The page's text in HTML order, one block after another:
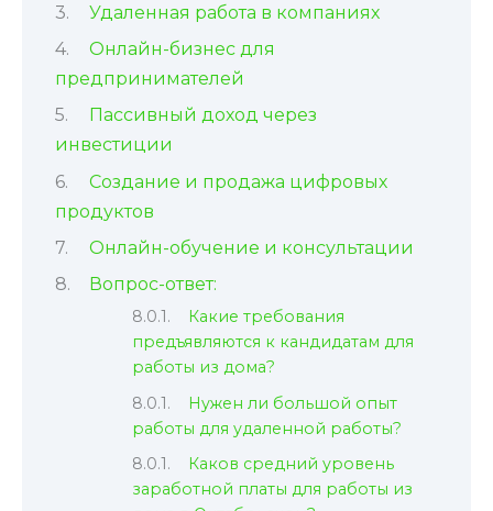
Удаленная работа в компаниях
Онлайн-бизнес для
предпринимателей
Пассивный доход через
инвестиции
Создание и продажа цифровых
продуктов
Онлайн-обучение и консультации
Вопрос-ответ:
Какие требования
предъявляются к кандидатам для
работы из дома?
Нужен ли большой опыт
работы для удаленной работы?
Каков средний уровень
заработной платы для работы из